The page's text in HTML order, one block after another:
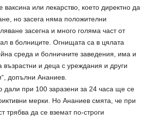
ваксина или лекарство, което директно да
но засега няма положителни
засегна и много голяма част от
в болниците. Огнищата са в цялата
среда и болничните заведения, има и
възрастни и деца с уреждания и други
допълни Ананиев.
дали при 100 заразени за 24 часа ще се
мерки. Но Ананиев смята, че при
трябва да се вземат по-строги